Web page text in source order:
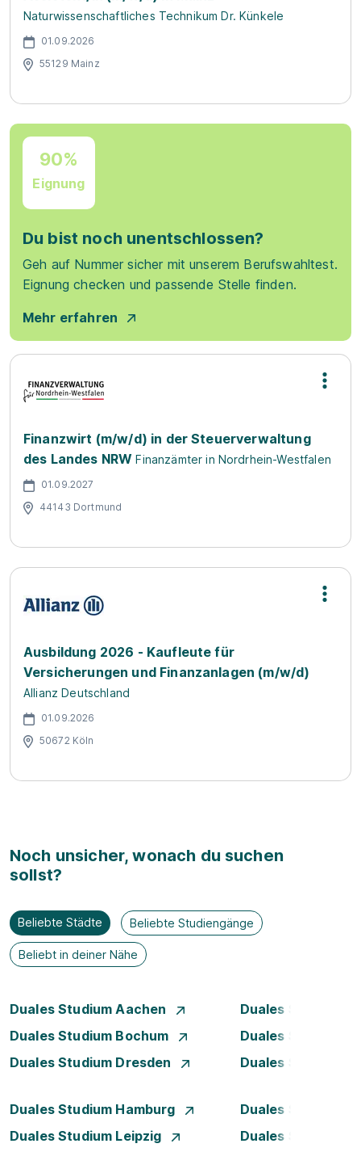
Naturwissenschaftliches Technikum Dr. Künkele
01.09.2026
55129 Mainz
90%
Eignung
Du bist noch unentschlossen?
Geh auf Nummer sicher mit unserem Berufswahltest.
Eignung checken und passende Stelle finden.
Mehr erfahren
Finanzwirt (m/w/d) in der Steuerverwaltung
des Landes NRW Finanzämter in Nordrhein-Westfalen
01.09.2027
44143 Dortmund
Ausbildung 2026 - Kaufleute für
Versicherungen und Finanzanlagen (m/w/d)
Allianz Deutschland
01.09.2026
50672 Köln
Noch unsicher, wonach du suchen
sollst?
Beliebte Städte Beliebte Studiengänge
Beliebt in deiner Nähe
Duales Studium Aachen
Duales Studium
Duales Studium Bochum
Duales Studium
Duales Studium Dresden
Duales Studium
Duales Studium Hamburg
Duales Studium
Duales Studium Leipzig
Duales Studium